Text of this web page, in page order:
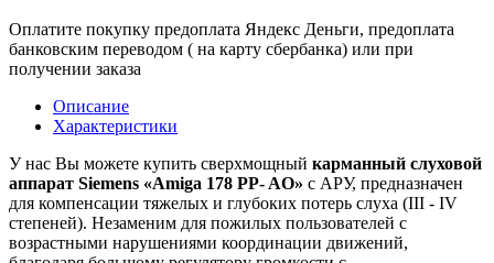
Оплатите покупку предоплата Яндекс Деньги, предоплата
банковским переводом ( на карту сбербанка) или при
получении заказа
Описание
Характеристики
У нас Вы можете купить сверхмощный карманный слуховой
аппарат Siemens «Amiga 178 PP- AO» с АРУ, предназначен
для компенсации тяжелых и глубоких потерь слуха (III - IV
степеней). Незаменим для пожилых пользователей с
возрастными нарушениями координации движений,